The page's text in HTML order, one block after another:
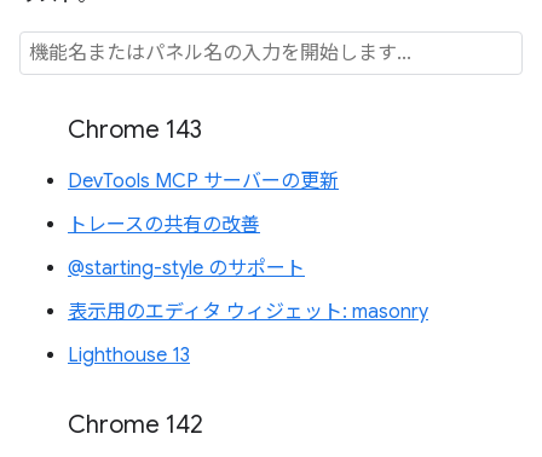
Chrome 143
DevTools MCP サーバーの更新
トレースの共有の改善
@starting-style のサポート
表示用のエディタ ウィジェット: masonry
Lighthouse 13
Chrome 142